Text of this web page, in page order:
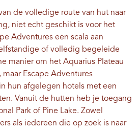
de volledige route van hut naar
niet echt geschikt is voor het
Adventures een scala aan
of volledig begeleide
manier om het Aquarius Plateau
Escape Adventures
hun afgelegen hotels met een
Vanuit de hutten heb je toegang
Park of Pine Lake. Zowel
als iedereen die op zoek is naar